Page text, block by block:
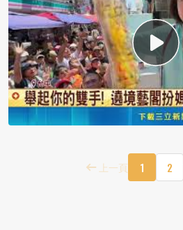
上一頁 1 2